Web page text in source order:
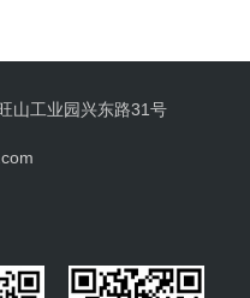
山工业园兴东路31号